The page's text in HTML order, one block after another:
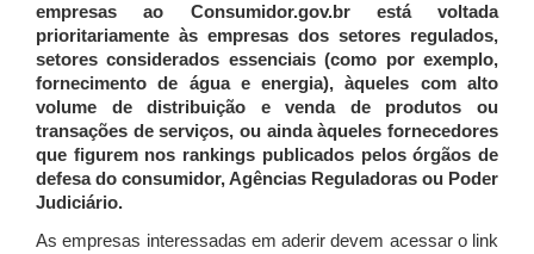
empresas ao Consumidor.gov.br está voltada
prioritariamente às empresas dos setores regulados,
setores considerados essenciais (como por exemplo,
fornecimento de água e energia), àqueles com alto
volume de distribuição e venda de produtos ou
transações de serviços, ou ainda àqueles fornecedores
que figurem nos rankings publicados pelos órgãos de
defesa do consumidor, Agências Reguladoras ou Poder
Judiciário.
As empresas interessadas em aderir devem acessar o link